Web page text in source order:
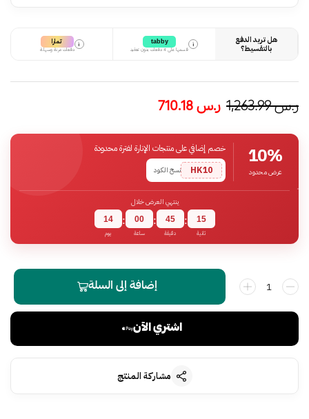
هل تريد الدفع
بالتقسيط؟
i
tabby
قسمها على 4 دفعات بدون تعقيد
i تمارا
دفعات مرنة وسهلة
ر.س1,263.99 ر.س
10%
عرض محدود
خصم إضافي على منتجات الإنارة لفترة محدودة
HK10
نسخ الكود
ينتهي العرض خلال
14
يوم
: 00
ساعة
: 45
دقيقة
: 14
ثانية
إضافة إلى السلة
اشتري الآن
مشاركة المنتج